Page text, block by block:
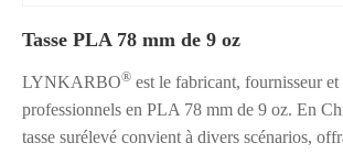
Tasse PLA 78 mm de 9 oz
LYNKARBO® est le fabricant, fournisseur
professionnels en PLA 78 mm de 9 oz. En
tasse surélevé convient à divers scénarios,